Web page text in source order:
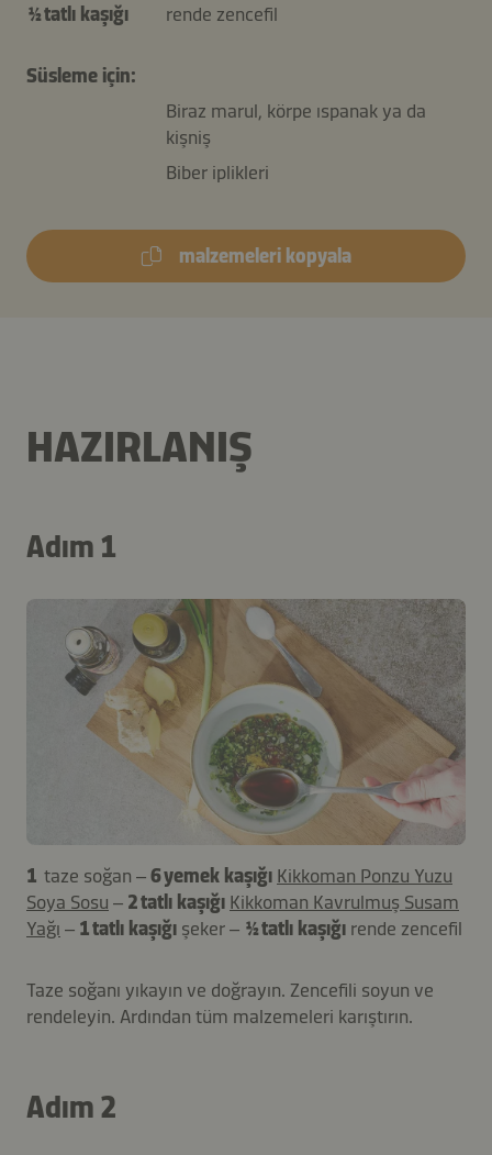
½ tatlı kaşığı
rende zencefil
Süsleme için:
Biraz marul, körpe ıspanak ya da
kişniş
Biber iplikleri
malzemeleri kopyala
HAZIRLANIŞ
Adım 1
1 taze soğan –6 yemek kaşığı Kikkoman Ponzu Yuzu
Soya Sosu – 2 tatlı kaşığı Kikkoman Kavrulmuş Susam
Yağı – 1 tatlı kaşığı şeker – ½ tatlı kaşığı rende zencefil
Taze soğanı yıkayın ve doğrayın. Zencefili soyun ve
rendeleyin. Ardından tüm malzemeleri karıştırın.
Adım 2